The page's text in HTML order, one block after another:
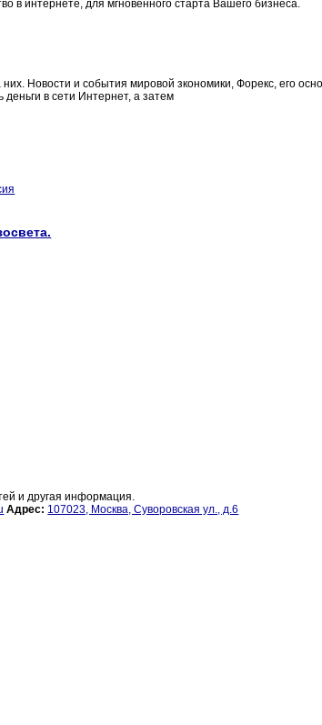
в интернете, для мгновенного старта Вашего бизнеса.
Новости и события мировой зкономики, Форекс, его
в сети Интернет, а затем
и другая информация.
Адрес: 107023, Москва, Суворовская ул., д.6